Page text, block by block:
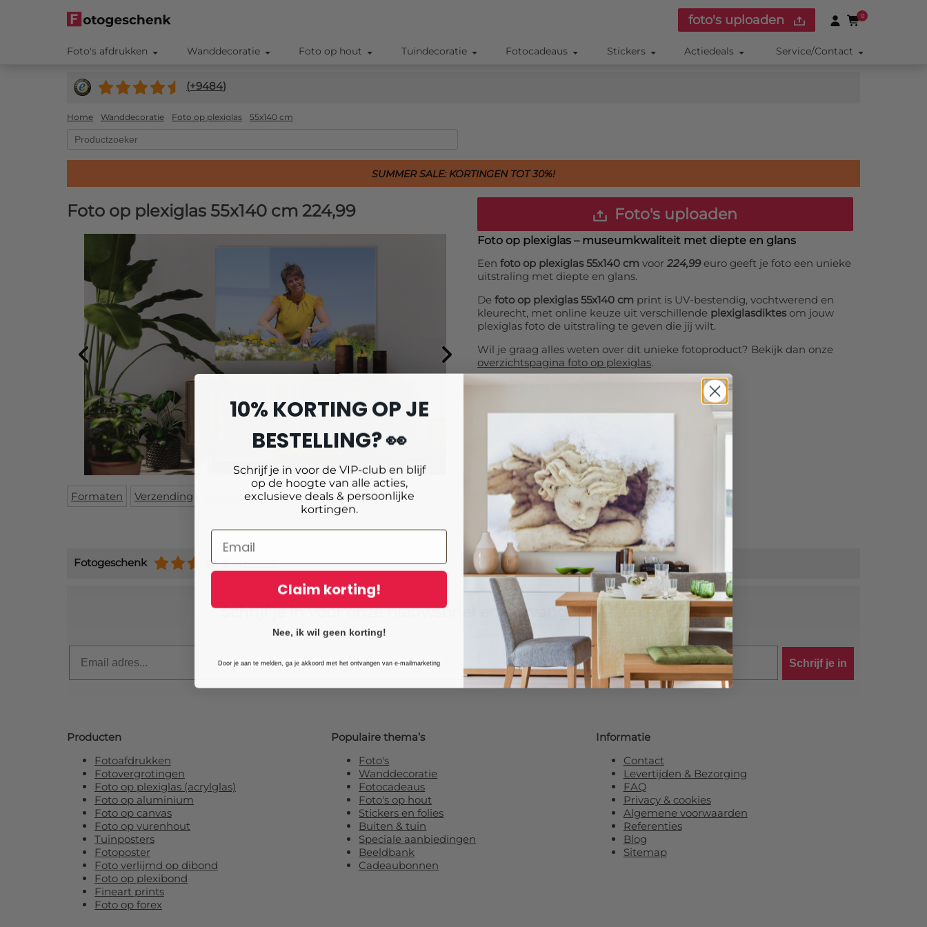
foto's uploaden 0
Foto's afdrukken Wanddecoratie Foto op hout Tuindecoratie Fotocadeaus Stickers Actiedeals Service/Contact
(+9484)
Home Wanddecoratie Foto op plexiglas 55x140 cm
SUMMER SALE: KORTINGEN TOT 30%!
Foto op plexiglas 55x140 cm 224,99
Formaten Verzending Specificaties Montage Reviews
Foto's uploaden
Foto op plexiglas – museumkwaliteit met diepte en glans
Een foto op plexiglas 55x140 cm voor 224,99euro geeft je foto een unieke
uitstraling met diepte en glans.
De foto op plexiglas 55x140 cm print is UV-bestendig, vochtwerend en
kleurecht, met online keuze uit verschillende plexiglasdiktesom jouw
plexiglas foto de uitstraling te geven die jij wilt.
Wil je graag alles weten over dit unieke fotoproduct? Bekijk dan onze
overzichtspagina foto op plexiglas.
Fotogeschenk (+9484)
Schrijf je in voor onze nieuwsbrief en ontvang10% extra korting!
Schrijf je in
Producten
Fotoafdrukken
Fotovergrotingen
Foto op plexiglas (acrylglas)
Foto op aluminium
Foto op canvas
Foto op vurenhout
Tuinposters
Fotoposter
Foto verlijmd op dibond
Foto op plexibond
Fineart prints
Foto op forex
Populaire thema’s
Foto's
Wanddecoratie
Fotocadeaus
Foto's op hout
Stickers en folies
Buiten & tuin
Speciale aanbiedingen
Beeldbank
Cadeaubonnen
Informatie
Contact
Levertijden & Bezorging
FAQ
Privacy & cookies
Algemene voorwaarden
Referenties
Blog
Sitemap
10% KORTING OP JE
BESTELLING? 👀
Schrijf je in voor de VIP-club en blijf
op de hoogte van alle acties,
exclusieve deals & persoonlijke
kortingen.
Claim korting!
Nee, ik wil geen korting!
Door je aan te melden, ga je akkoord met het ontvangen van e-mailmarketing